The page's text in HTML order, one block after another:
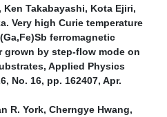
Ken Takabayashi, Kota Ejiri,
Very high Curie temperature
ferromagnetic
grown by step-flow mode on
Applied Physics
No. 16, pp. 162407, Apr.
R. York, Cherngye Hwang,